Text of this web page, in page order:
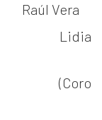
Vera
Lidia